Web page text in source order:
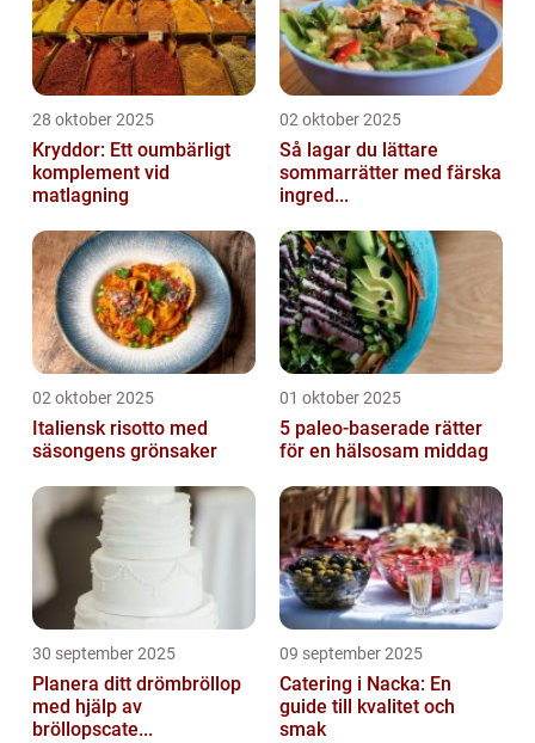
28 oktober 2025
Kryddor: Ett oumbärligt
komplement vid
matlagning
02 oktober 2025
Så lagar du lättare
sommarrätter med färska
ingred...
02 oktober 2025
Italiensk risotto med
säsongens grönsaker
01 oktober 2025
5 paleo-baserade rätter
för en hälsosam middag
30 september 2025
Planera ditt drömbröllop
med hjälp av
bröllopscate...
09 september 2025
Catering i Nacka: En
guide till kvalitet och
smak